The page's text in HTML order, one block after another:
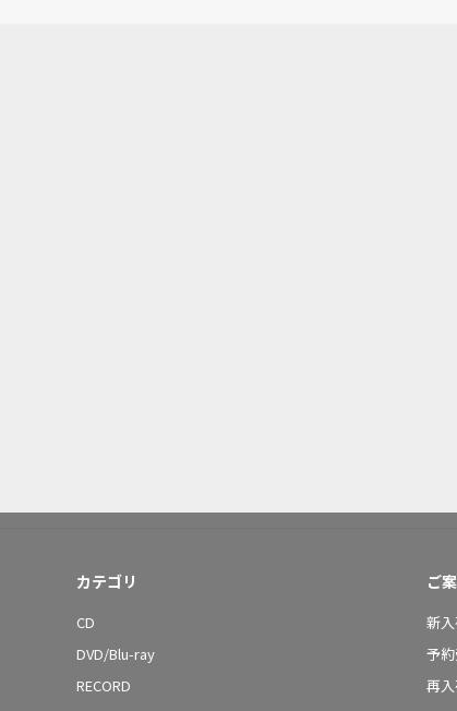
カテゴリ
CD
DVD/Blu-ray
RECORD
ご
新
予
再